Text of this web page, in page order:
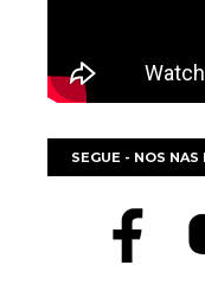
SEGUE - NOS NAS